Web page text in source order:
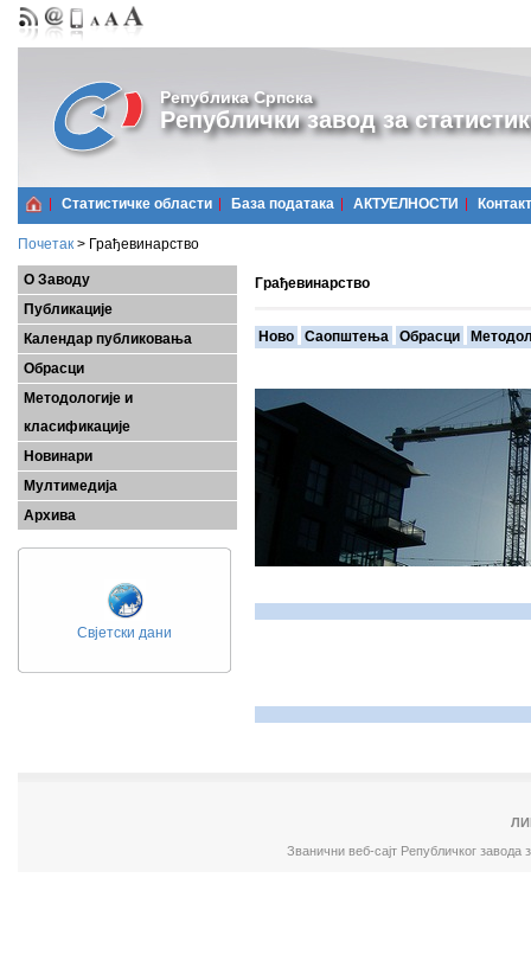
Република Српска
Републички завод за
Статистичке области Базa података АКТУЕЛНОСТИ Контакт
Почетак > Грађевинарство
О Заводу
Публикације
Календар публиковања
Обрасци
Методологије и
класификације
Новинари
Мултимедија
Архива
Свјетски дани
Грађевинарство
Ново Саопштења Обрасци
Званични веб-сајт Републичког